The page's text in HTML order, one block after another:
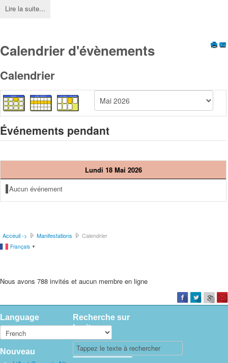
Lire la suite...
Calendrier d'évènements
Calendrier
Événements pendant
Lundi 18 Mai 2026
Aucun événement
Acceuil -> Manifestations Calendrier
Français ▼
Nous avons 788 invités et aucun membre en ligne
Language
Nouveau
Recherche sur
le site